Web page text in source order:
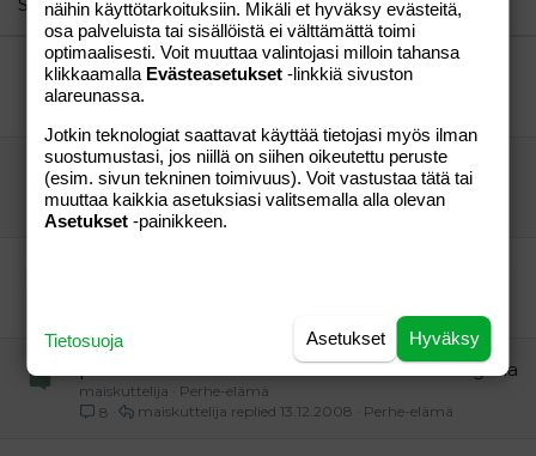
Verdana
Kohdunulkoinen+metotreksaatti kokemuksia
Inkalilja
Diane Nova-pillereiden sivuvaikutukset
Äiskä Aihe vapaa
1
Aihe vapaa
12.10.2009
vieras
prick-testit kokemuksia? tehokkuus ikäkategoria
maiskuttelija
Perhe-elämä
8
Perhe-elämä
13.12.2008
maiskuttelija
näihin käyttötarkoituksiin. Mikäli et hyväksy evästeitä,
osa palveluista tai sisällöistä ei välttämättä toimi
optimaalisesti. Voit muuttaa valintojasi milloin tahansa
klikkaamalla Evästeasetukset -linkkiä sivuston
alareunassa.
Jotkin teknologiat saattavat käyttää tietojasi myös ilman
suostumustasi, jos niillä on siihen oikeutettu peruste
(esim. sivun tekninen toimivuus). Voit vastustaa tätä tai
muuttaa kaikkia asetuksiasi valitsemalla alla olevan
Asetukset -painikkeen.
Hyväksy
Asetukset
Tietosuoja